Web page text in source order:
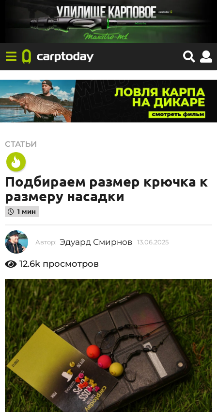
1
3
0
6
0
2
5
1
3
0
6
.
2
0
2
5
СТАТЬИ
Подбираем размер крючка к
размеру насадки
1 мин
Автор: Эдуард Смирнов 13.06.2025
6
.
2
0
2
5
12.6k просмотров